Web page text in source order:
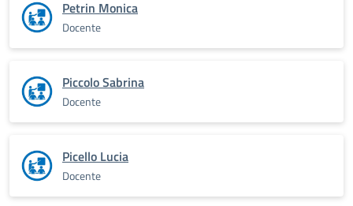
Petrin Monica
Docente
Piccolo Sabrina
Docente
Picello Lucia
Docente